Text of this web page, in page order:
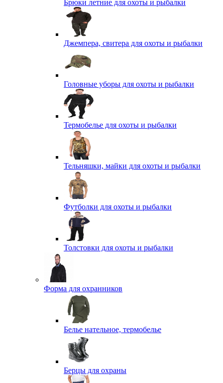
Брюки летние для охоты и рыбалки
Джемпера, свитера для охоты и рыбалки
Головные уборы для охоты и рыбалки
Термобелье для охоты и рыбалки
Тельняшки, майки для охоты и рыбалки
Футболки для охоты и рыбалки
Толстовки для охоты и рыбалки
Форма для охранников
Белье нательное, термобелье
Берцы для охраны